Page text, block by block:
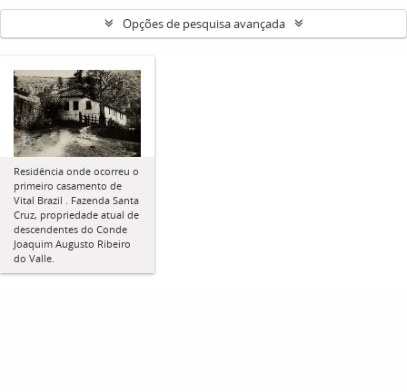
Opções de pesquisa avançada
Residência onde ocorreu o
primeiro casamento de
Vital Brazil . Fazenda Santa
Cruz, propriedade atual de
descendentes do Conde
Joaquim Augusto Ribeiro
do Valle.